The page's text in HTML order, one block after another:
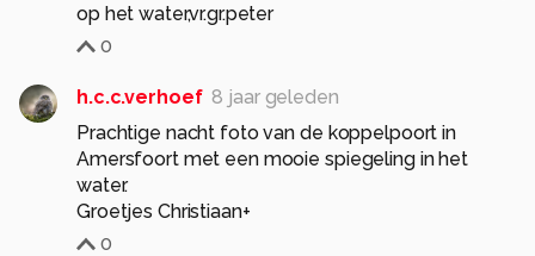
op het water,vr.gr.peter
0
h.c.c.verhoef 8 jaar geleden
Prachtige nacht foto van de koppelpoort in
Amersfoort met een mooie spiegeling in het
water.
Groetjes Christiaan+
0